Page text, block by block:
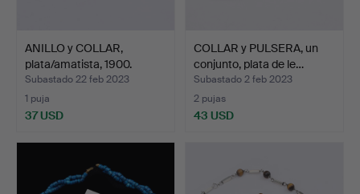
ANILLO y COLLAR,
plata/amatista, 1900.
Subastado 22 feb 2023
1 puja
37 USD
COLLAR y PULSERA, un
conjunto, plata de le…
Subastado 2 feb 2023
2 pujas
43 USD